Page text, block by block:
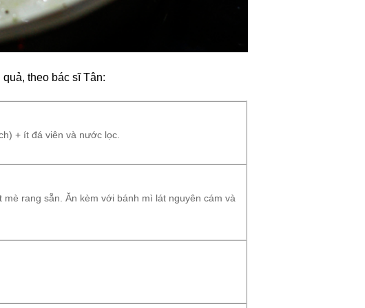
theo bác sĩ Tân:
+ ít đá viên và nước lọc.
rang sẵn. Ăn kèm với bánh mì lát nguyên cám và